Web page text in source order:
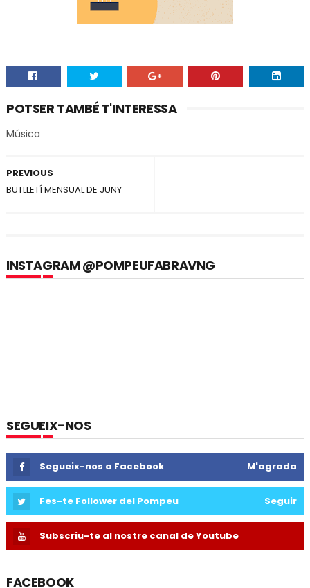
POTSER TAMBÉ T'INTERESSA
Música
PREVIOUS
BUTLLETÍ MENSUAL DE JUNY
INSTAGRAM @POMPEUFABRAVNG
SEGUEIX-NOS
Segueix-nos a Facebook M'agrada
Fes-te Follower del Pompeu Seguir
Subscriu-te al nostre canal de Youtube
FACEBOOK